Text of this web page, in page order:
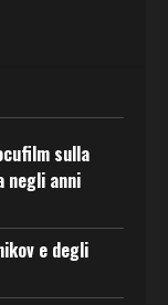
sulla
anni
e degli